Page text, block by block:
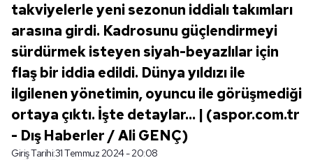
takviyelerle yeni sezonun iddialı takımları
arasına girdi. Kadrosunu güçlendirmeyi
sürdürmek isteyen siyah-beyazlılar için
flaş bir iddia edildi. Dünya yıldızı ile
ilgilenen yönetimin, oyuncu ile görüşmediği
ortaya çıktı. İşte detaylar... | (aspor.com.tr
- Dış Haberler / Ali GENÇ)
Giriş Tarihi:31 Temmuz 2024 - 20:08